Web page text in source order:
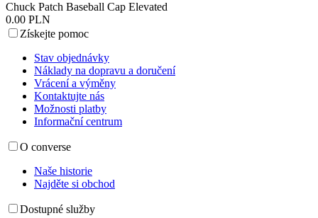
Chuck Patch Baseball Cap Elevated
0.00 PLN
Získejte pomoc
Stav objednávky
Náklady na dopravu a doručení
Vrácení a výměny
Kontaktujte nás
Možnosti platby
Informační centrum
O converse
Naše historie
Najděte si obchod
Dostupné služby